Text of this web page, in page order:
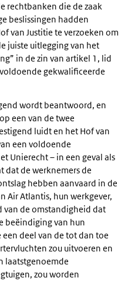
rechtbanken die de zaak
beslissingen hadden
van Justitie te verzoeken om
juiste uitlegging van het
in de zin van artikel 1, lid
gekwalificeerde
wordt beantwoord, en
een van de twee
luidt en het Hof van
een voldoende
Unierecht – in een geval als
dat de werknemers de
hebben aanvaard in de
Air Atlantis, hun werkgever,
de omstandigheid dat
beëindiging van hun
deel van de tot dan toe
zou uitvoeren en
laatstgenoemde
zou worden